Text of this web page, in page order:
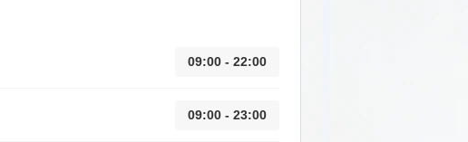
09:00 - 22:00
09:00 - 23:00